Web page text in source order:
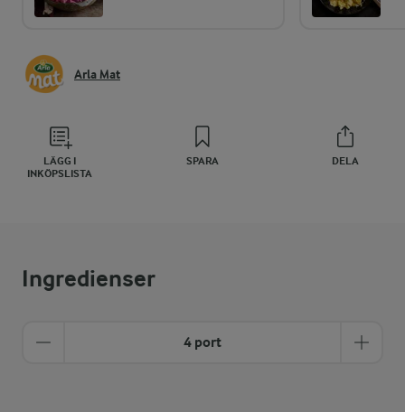
Arla Mat
LÄGG I
INKÖPSLISTA
SPARA DELA
Ingredienser
4 port